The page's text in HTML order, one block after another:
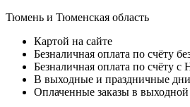
Тюмень и Тюменская область
Картой на сайте
Безналичная оплата по счёту
Безналичная оплата по счёту с
В выходные и праздничные дни
Оплаченные заказы в